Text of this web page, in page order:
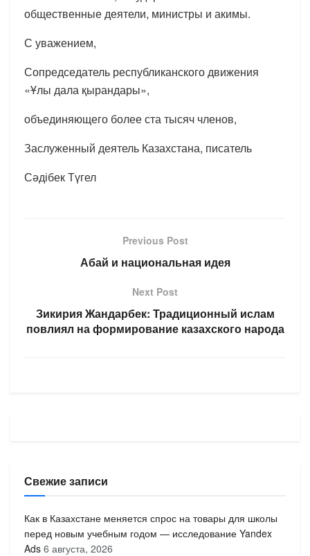
общественные деятели, министры и акимы.
С уважением,
Сопредседатель республиканского движения
«Ұлы дала қырандары»,
объединяющего более ста тысяч членов,
Заслуженный деятель Казахстана, писатель
Сәдібек Түгел
Previous Post
Абай и национальная идея
Next Post
Зикирия Жандарбек: Традиционный ислам
повлиял на формирование казахского народа
Свежие записи
Как в Казахстане меняется спрос на товары для школы
перед новым учебным годом — исследование Yandex
Ads 6 августа, 2026